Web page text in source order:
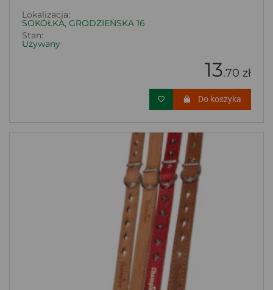
Lokalizacja:
SOKÓŁKA, GRODZIEŃSKA 16
Stan:
Używany
13.70 zł
Do koszyka